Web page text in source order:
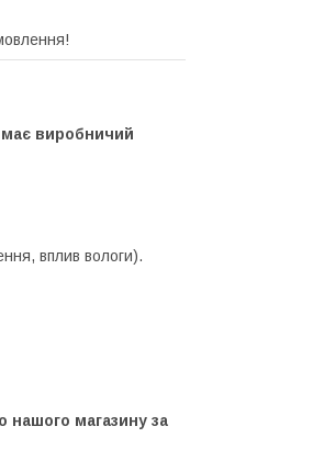
має виробничий
вплив вологи).
нашого магазину за